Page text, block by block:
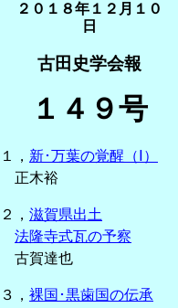
２０１８年１２月１０
日
古田史学会報
１４９号
１， 新･万葉の覚醒（Ⅰ）
正木裕
２， 滋賀県出土
法隆寺式瓦の予察
古賀達也
３， 裸国･黒歯国の伝承